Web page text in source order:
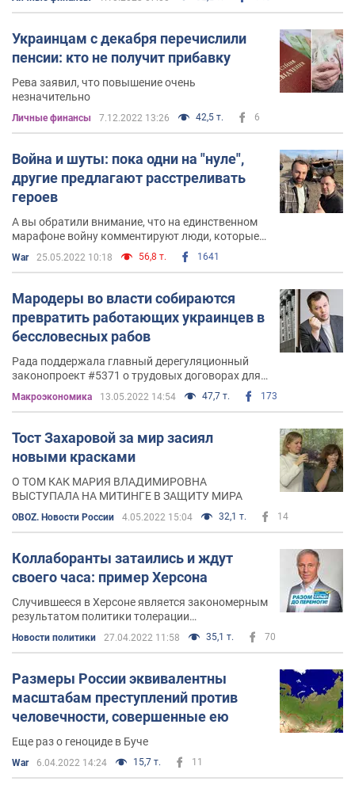
Украинцам с декабря перечислили
пенсии: кто не получит прибавку
Рева заявил, что повышение очень
незначительно
Личные финансы 7.12.2022 13:26 42,5 т. 6
Война и шуты: пока одни на "нуле",
другие предлагают расстреливать
героев
А вы обратили внимание, что на единственном
марафоне войну комментируют люди, которые
приходятся на таком же расстоянии от линии
фронта, как Тюшки от Гваделупы?
War 25.05.2022 10:18 56,8 т. 1641
Мародеры во власти собираются
превратить работающих украинцев в
бессловесных рабов
Рада поддержала главный дерегуляционный
законопроект #5371 о трудовых договорах для
Mакроэкономика 13.05.2022 14:54 47,7 т. 173
Тост Захаровой за мир засиял
новыми красками
О ТОМ КАК МАРИЯ ВЛАДИМИРОВНА
ВЫСТУПАЛА НА МИТИНГЕ В ЗАЩИТУ МИРА
OBOZ. Новости России 4.05.2022 15:04 32,1 т. 14
Коллаборанты затаились и ждут
своего часа: пример Херсона
Случившееся в Херсоне является закономерным
результатом политики толерации
колаборанства, причем как прежней, так и
нынешней властью
Новости политики 27.04.2022 11:58 35,1 т. 70
Размеры России эквивалентны
масштабам преступлений против
человечности, совершенные ею
Еще раз о геноциде в Буче
War 6.04.2022 14:24 15,7 т. 11